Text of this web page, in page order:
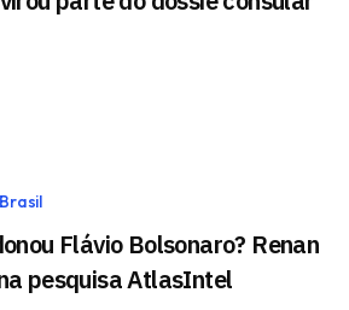
Brasil
Flávio Bolsonaro? Renan
pesquisa AtlasIntel